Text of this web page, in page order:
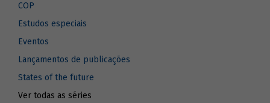
COP
Estudos especiais
Eventos
Lançamentos de publicações
States of the future
Ver todas as séries